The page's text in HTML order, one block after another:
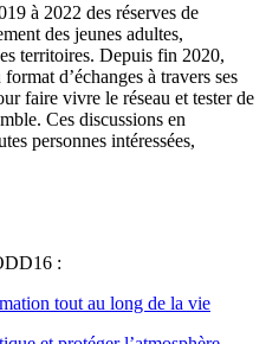
à 2022 des réserves de
des jeunes adultes,
territoires. Depuis fin 2020,
d’échanges à travers ses
faire vivre le réseau et tester de
Ces discussions en
personnes intéressées,
:
tout au long de la vie